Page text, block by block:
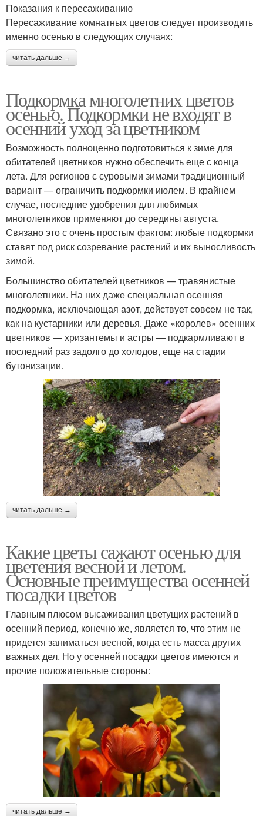
Показания к пересаживанию
Пересаживание комнатных цветов следует производить
именно осенью в следующих случаях:
читать дальше →
Подкормка многолетних цветов
осенью. Подкормки не входят в
осенний уход за цветником
Возможность полноценно подготовиться к зиме для
обитателей цветников нужно обеспечить еще с конца
лета. Для регионов с суровыми зимами традиционный
вариант — ограничить подкормки июлем. В крайнем
случае, последние удобрения для любимых
многолетников применяют до середины августа.
Связано это с очень простым фактом: любые подкормки
ставят под риск созревание растений и их выносливость
зимой.
Большинство обитателей цветников — травянистые
многолетники. На них даже специальная осенняя
подкормка, исключающая азот, действует совсем не так,
как на кустарники или деревья. Даже «королев» осенних
цветников — хризантемы и астры — подкармливают в
последний раз задолго до холодов, еще на стадии
бутонизации.
читать дальше →
Какие цветы сажают осенью для
цветения весной и летом.
Основные преимущества осенней
посадки цветов
Главным плюсом высаживания цветущих растений в
осенний период, конечно же, является то, что этим не
придется заниматься весной, когда есть масса других
важных дел. Но у осенней посадки цветов имеются и
прочие положительные стороны:
читать дальше →